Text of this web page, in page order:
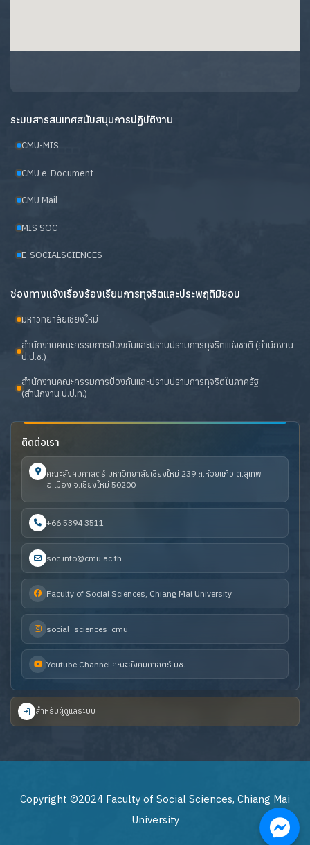
ระบบสารสนเทศสนับสนุนการปฏิบัติงาน
CMU-MIS
CMU e-Document
CMU Mail
MIS SOC
E-SOCIALSCIENCES
ช่องทางแจ้งเรื่องร้องเรียนการทุจริตและประพฤติมิชอบ
มหาวิทยาลัยเชียงใหม่
สำนักงานคณะกรรมการป้องกันและปราบปรามการทุจริตแห่งชาติ (สำนักงาน
ป.ป.ช.)
สำนักงานคณะกรรมการป้องกันและปราบปรามการทุจริตในภาครัฐ
(สำนักงาน ป.ป.ท.)
ติดต่อเรา
คณะสังคมศาสตร์ มหาวิทยาลัยเชียงใหม่ 239 ถ.ห้วยแก้ว ต.สุเทพ
อ.เมือง จ.เชียงใหม่ 50200
+66 5394 3511
soc.info@cmu.ac.th
Faculty of Social Sciences, Chiang Mai University
social_sciences_cmu
Youtube Channel คณะสังคมศาสตร์ มช.
สำหรับผู้ดูแลระบบ
Copyright ©2024 Faculty of Social Sciences, Chiang Mai
University